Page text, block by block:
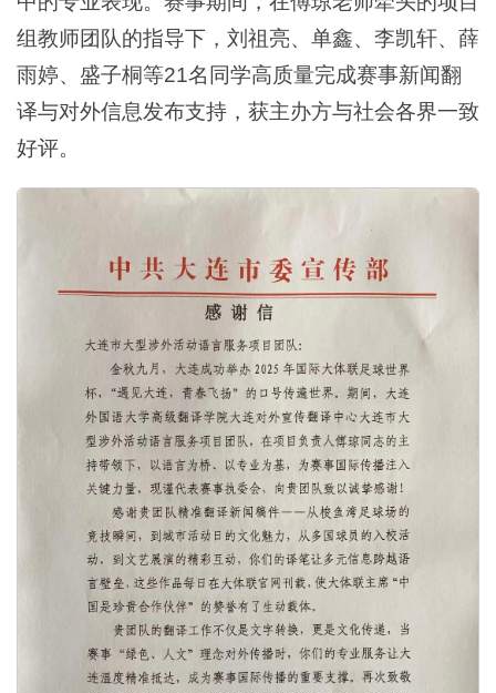
组教师团队的指导下，刘祖亮、单鑫、李凯轩、薛
雨婷、盛子桐等21名同学高质量完成赛事新闻翻
译与对外信息发布支持，获主办方与社会各界一致
好评。